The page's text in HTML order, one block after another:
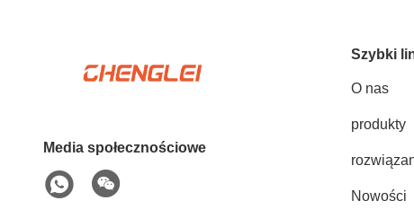
Media społecznościowe
Szybki
O nas
produkty
Nowości